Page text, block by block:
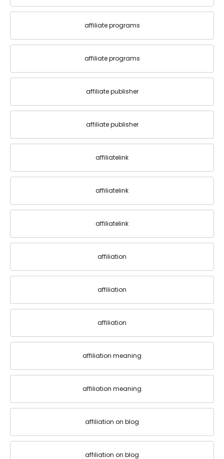
affiliate programs
affiliate programs
affiliate publisher
affiliate publisher
affiliatelink
affiliatelink
affiliatelink
affiliation
affiliation
affiliation
affiliation meaning
affiliation meaning
affiliation on blog
affiliation on blog